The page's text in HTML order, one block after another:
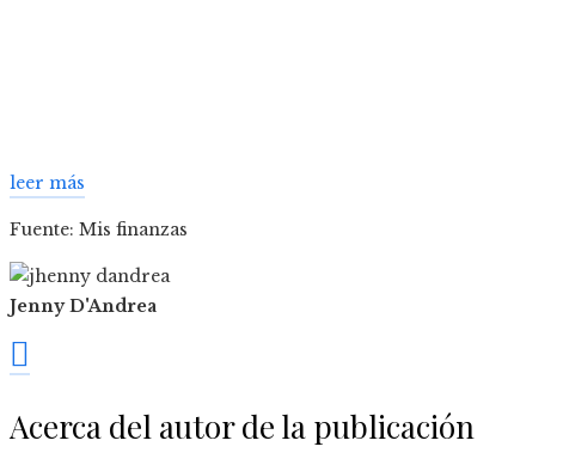
leer más
Fuente: Mis finanzas
Jenny D'Andrea
Acerca del autor de la publicación